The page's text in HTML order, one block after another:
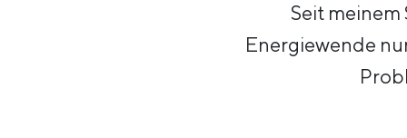
Seit meinem
Energiewende